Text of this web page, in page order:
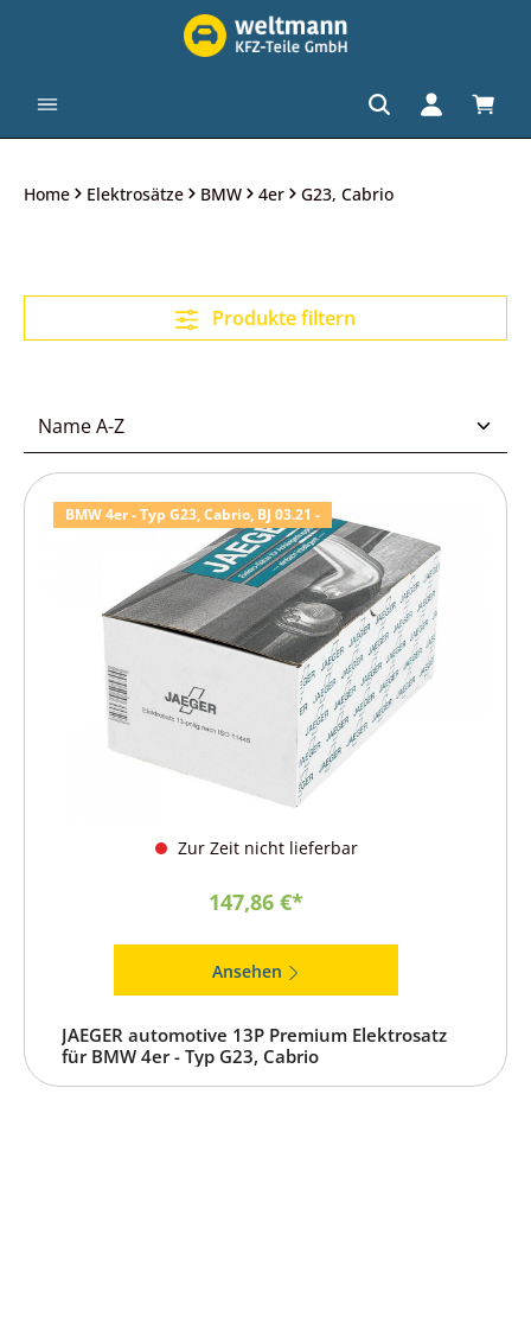
Home Elektrosätze BMW 4er G23, Cabrio
Produkte filtern
BMW 4er - Typ G23, Cabrio, BJ 03.21 -
Zur Zeit nicht lieferbar
147,86 €*
Ansehen
JAEGER automotive 13P Premium Elektrosatz
für BMW 4er - Typ G23, Cabrio